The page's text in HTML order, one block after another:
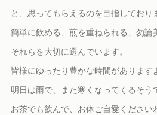
と、思ってもらえるのを目指しており
簡単に飲める、煎を重ねられる、勿論
それらを大切に選んでいます。
皆様にゆったり豊かな時間があります
明日は雨で、また寒くなってくるそう
お茶でも飲んで、お体ご自愛ください